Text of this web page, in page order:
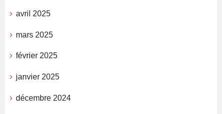
avril 2025
mars 2025
février 2025
janvier 2025
décembre 2024